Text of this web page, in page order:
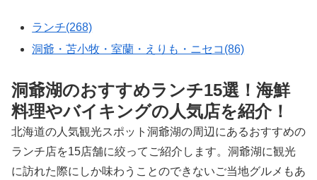
ランチ(268)
洞爺・苫小牧・室蘭・えりも・ニセコ(86)
洞爺湖のおすすめランチ15選！海鮮
料理やバイキングの人気店を紹介！
北海道の人気観光スポット洞爺湖の周辺にあるおすすめの
ランチ店を15店舗に絞ってご紹介します。洞爺湖に観光
に訪れた際にしか味わうことのできないご当地グルメもあ